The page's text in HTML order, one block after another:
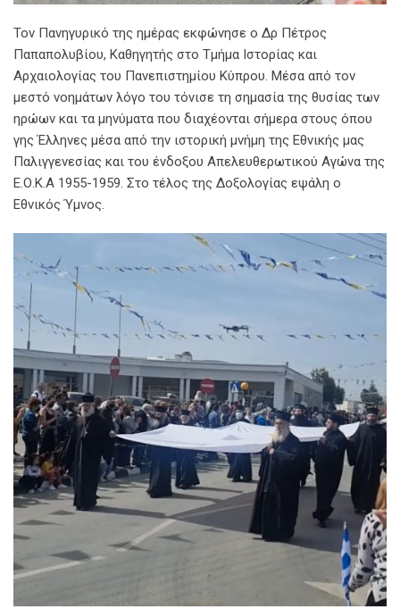
Τον Πανηγυρικό της ημέρας εκφώνησε ο Δρ Πέτρος
Παπαπολυβίου, Καθηγητής στο Τμήμα Ιστορίας και
Αρχαιολογίας του Πανεπιστημίου Κύπρου. Μέσα από τον
μεστό νοημάτων λόγο του τόνισε τη σημασία της θυσίας των
ηρώων και τα μηνύματα που διαχέονται σήμερα στους όπου
γης Έλληνες μέσα από την ιστορική μνήμη της Εθνικής μας
Παλιγγενεσίας και του ένδοξου Απελευθερωτικού Αγώνα της
Ε.Ο.Κ.Α 1955-1959. Στο τέλος της Δοξολογίας εψάλη ο
Εθνικός Ύμνος.